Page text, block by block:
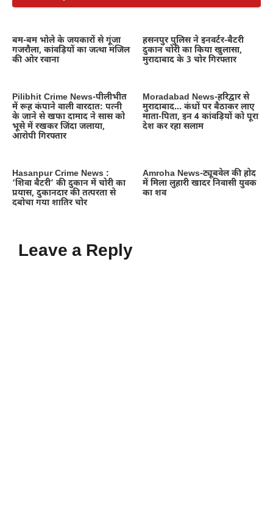
बम-बम भोले के जयकारों से गूंजा
गजरौला, कांवड़ियों का जत्था मंजिल
की ओर रवाना
हसनपुर पुलिस ने इनवर्टर-बैटरी
दुकान चोरी का किया खुलासा,
मुरादाबाद के 3 चोर गिरफ्तार
Pilibhit Crime News-पीलीभीत
में रूह कंपाने वाली वारदात: पत्नी
के जाने से खफा दामाद ने सास को
भूसे में रखकर जिंदा जलाया,
आरोपी गिरफ्तार
Moradabad News-हरिद्वार से
मुरादाबाद… कंधों पर बैठाकर लाए
माता-पिता, इन 4 कांवड़ियों को पूरा
देश कर रहा सलाम
Hasanpur Crime News :
‘शिवा बैटरी’ की दुकान में चोरी का
प्रयास, दुकानदार की तत्परता से
दबोचा गया शातिर चोर
Amroha News-ट्यूबवेल की होद
में मिला लुहारी खादर निवासी युवक
का शव
Leave a Reply